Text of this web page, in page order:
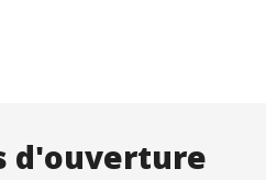
d'ouverture